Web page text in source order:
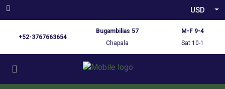
USD
+52-3767663654
Bugambilias 57
Chapala
M-F 9-4
Sat 10-1